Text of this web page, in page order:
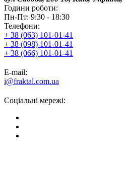
Години роботи:
Пн-Пт: 9:30 - 18:30
Телефони:
+ 38 (063) 101-01-41
+ 38 (098) 101-01-41
+ 38 (066) 101-01-41
E-mail:
i@fraktal.com.ua
Соціальні мережі: